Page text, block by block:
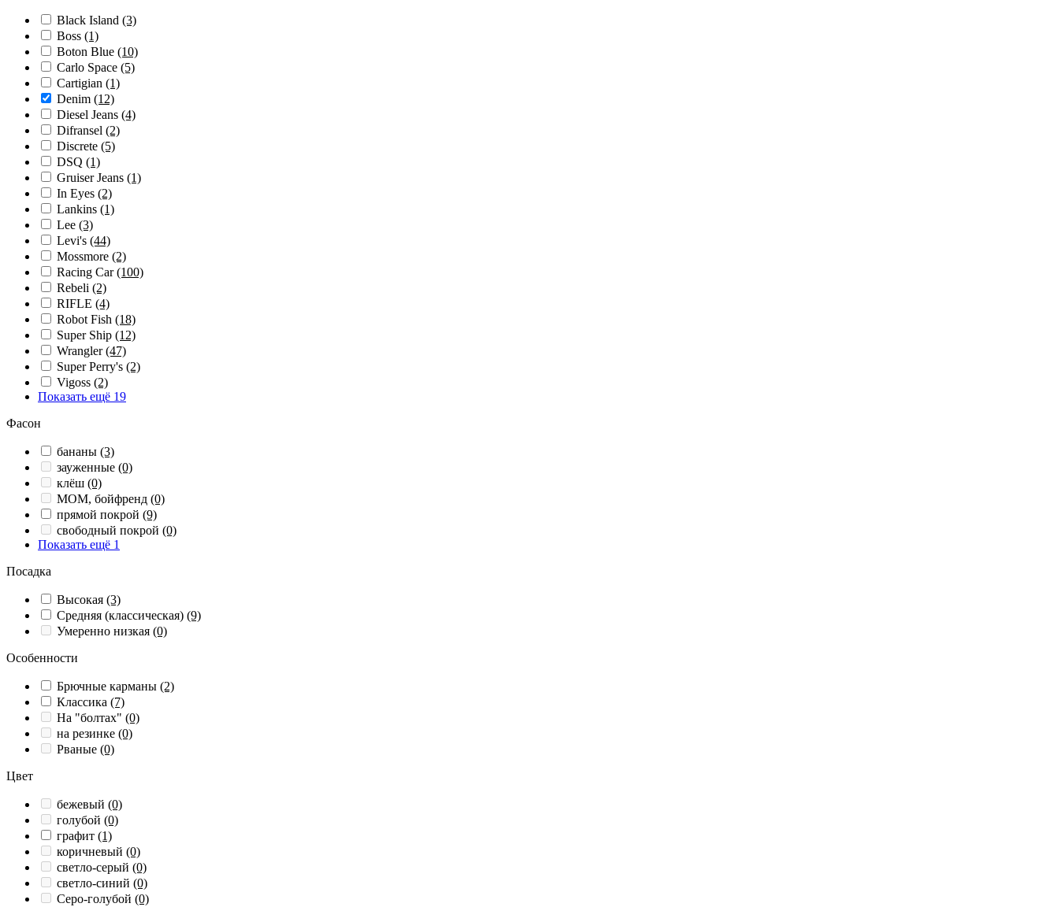
Black Island (3)
Boss (1)
Boton Blue (10)
Carlo Space (5)
Cartigian (1)
Denim (12)
Diesel Jeans (4)
Difransel (2)
Discrete (5)
DSQ (1)
Gruiser Jeans (1)
In Eyes (2)
Lankins (1)
Lee (3)
Levi's (44)
Mossmore (2)
Racing Car(100)
Rebeli (2)
RIFLE (4)
Robot Fish (18)
Super Ship (12)
Wrangler(47)
Super Perry's (2)
Vigoss (2)
Показать ещё 19
Фасон
бананы (3)
зауженные (0)
клёш (0)
МОМ, бойфренд (0)
прямой покрой (9)
свободный покрой (0)
Показать ещё 1
Посадка
Высокая (3)
Средняя (классическая) (9)
Умеренно низкая (0)
Особенности
Брючные карманы (2)
Классика (7)
На "болтах" (0)
на резинке (0)
Рваные (0)
Цвет
бежевый (0)
голубой (0)
графит (1)
коричневый (0)
светло-серый (0)
светло-синий (0)
Серо-голубой (0)